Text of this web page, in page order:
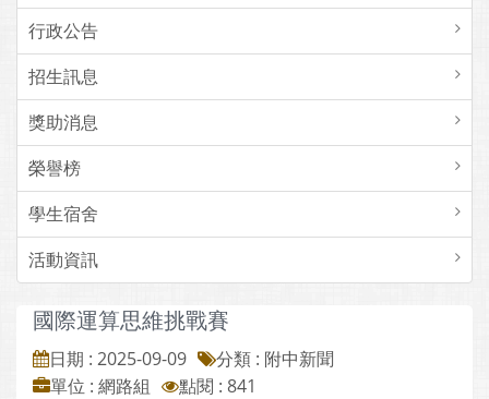
行政公告
招生訊息
獎助消息
榮譽榜
學生宿舍
活動資訊
國際運算思維挑戰賽
日期 : 2025-09-09
分類 : 附中新聞
單位 : 網路組
點閱 : 841